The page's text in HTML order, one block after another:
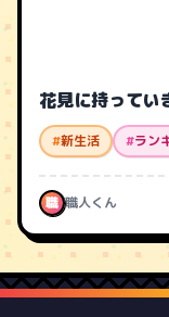
花見に持ってい
#新生活 #ラン
職 職人くん